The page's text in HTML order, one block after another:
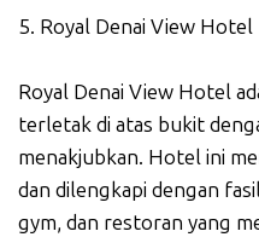
5. Royal Denai View Hotel
Royal Denai View Hotel
terletak di atas bukit
menakjubkan. Hotel ini
dan dilengkapi dengan
gym, dan restoran yang